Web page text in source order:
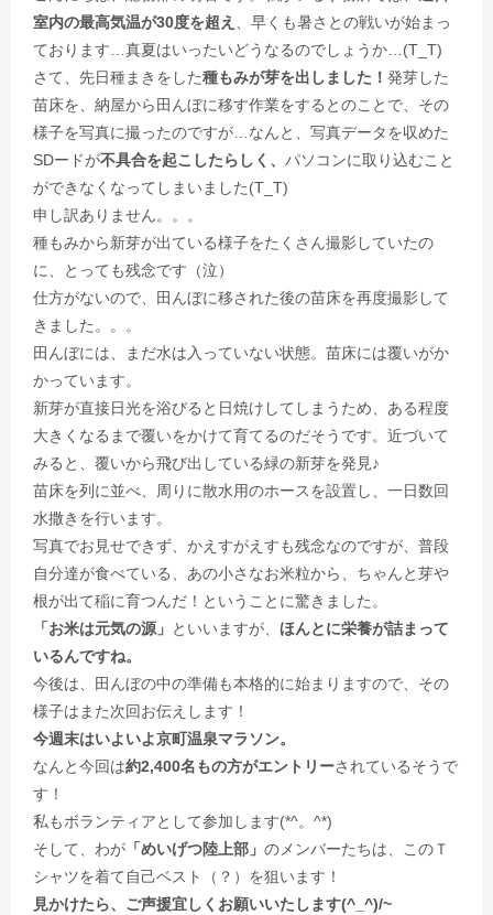
室内の最高気温が30度を超え
、早くも暑さとの戦いが始まっ
ております…真夏はいったいどうなるのでしょうか…(T_T)
さて、先日種まきをした種もみが芽を出しました！ 発芽した
苗床を、納屋から田んぼに移す作業をするとのことで、その
様子を写真に撮ったのですが…なんと、写真データを収めた
SDードが不具合を起こしたらしく、 パソコンに取り込むこと
ができなくなってしまいました(T_T)
申し訳ありません。。。
種もみから新芽が出ている様子をたくさん撮影していたの
に、とっても残念です（泣）
仕方がないので、田んぼに移された後の苗床を再度撮影して
きました。。。
田んぼには、まだ水は入っていない状態。苗床には覆いがか
かっています。
新芽が直接日光を浴びると日焼けしてしまうため、ある程度
大きくなるまで覆いをかけて育てるのだそうです。近づいて
みると、覆いから飛び出している緑の新芽を発見♪
苗床を列に並べ、周りに散水用のホースを設置し、一日数回
水撒きを行います。
写真でお見せできず、かえすがえすも残念なのですが、普段
自分達が食べている、あの小さなお米粒から、ちゃんと芽や
根が出て稲に育つんだ！ということに驚きました。
「お米は元気の源」 といいますが、 ほんとに栄養が詰まって
いるんですね。
今後は、田んぼの中の準備も本格的に始まりますので、その
様子はまた次回お伝えします！
今週末はいよいよ京町温泉マラソン。
なんと今回は約2,400名もの方がエントリーされているそうで
す！
私もボランティアとして参加します(*^。^*)
そして、わが 「めいげつ陸上部」 のメンバーたちは、このＴ
シャツを着て自己ベスト（？）を狙います！
見かけたら、ご声援宜しくお願いいたします(^_^)/~